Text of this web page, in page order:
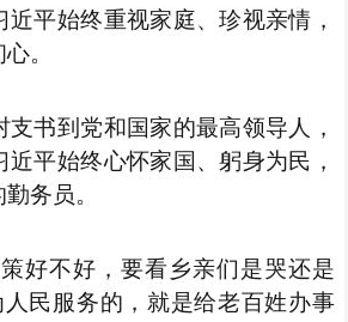
平始终重视家庭、珍视亲情，
。
支书到党和国家的最高领导人，
近平始终心怀家国、躬身为民，
务员。
好不好，要看乡亲们是哭还是
人民服务的，就是给老百姓办事